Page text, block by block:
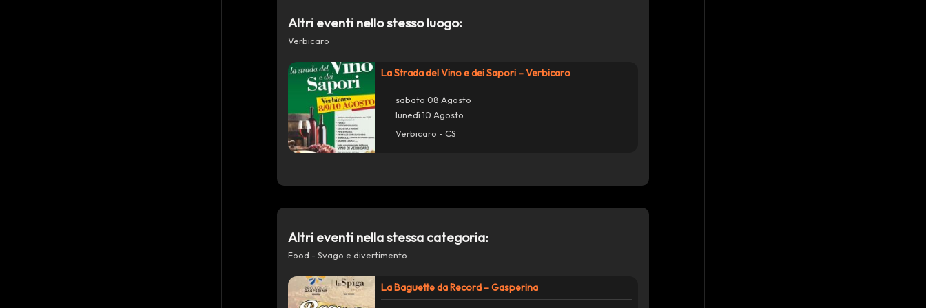
Altri eventi nello stesso luogo:
Verbicaro
La Strada del Vino e dei Sapori – Verbicaro
sabato 08 Agosto
lunedì 10 Agosto
Verbicaro - CS
Altri eventi nella stessa categoria:
Food - Svago e divertimento
La Baguette da Record – Gasperina